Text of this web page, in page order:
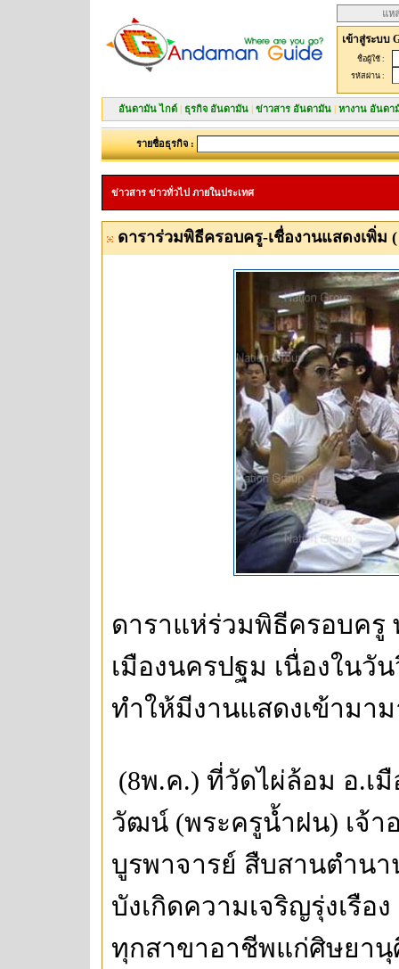
แห
เข้าสู่ระบบ
ชื่อผู้ใช้ :
รหัสผ่าน :
อันดามัน ไกด์ | ธุรกิจ อันดามัน | ข่าวสาร อันดามัน | หางาน อันดา
รายชื่อธุรกิจ :
ข่าวสาร ข่าวทั่วไป ภายในประเทศ
ดาราร่วมพิธีครอบครู-เชื่องานแสดงเพิ่ม
ดาราแห่ร่วมพิธีครอบครู
เมืองนครปฐม เนื่องในวั
ทำให้มีงานแสดงเข้ามา
(8พ.ค.) ที่วัดไผ่ล้อม อ.เ
วัฒน์ (พระครูน้ำฝน) เจ้า
บูรพาจารย์ สืบสานตำนา
บังเกิดความเจริญรุ่งเรือ
ทุกสาขาอาชีพแก่ศิษยา